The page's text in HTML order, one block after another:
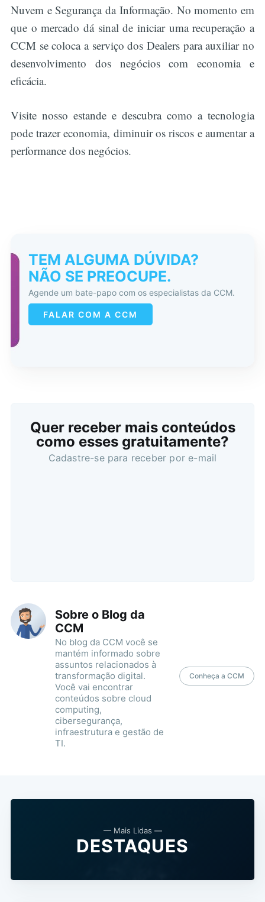
Nuvem e Segurança da Informação. No momento em
que o mercado dá sinal de iniciar uma recuperação a
CCM se coloca a serviço dos Dealers para auxiliar no
desenvolvimento dos negócios com economia e
eficácia.
Visite nosso estande e descubra como a tecnologia
pode trazer economia, diminuir os riscos e aumentar a
performance dos negócios.
TEM ALGUMA DÚVIDA?
NÃO SE PREOCUPE.
Agende um bate-papo com os especialistas da CCM.
FALAR COM A CCM
Quer receber mais conteúdos
como esses gratuitamente?
Cadastre-se para receber por e-mail
Sobre o Blog da
CCM
No blog da CCM você se
mantém informado sobre
assuntos relacionados à
transformação digital.
Você vai encontrar
conteúdos sobre cloud
computing,
cibersegurança,
infraestrutura e gestão de
TI.
Conheça a CCM
— Mais Lidas —
DESTAQUES